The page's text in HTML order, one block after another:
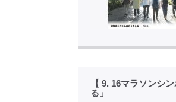
【 9. 16マラソンシ
る」